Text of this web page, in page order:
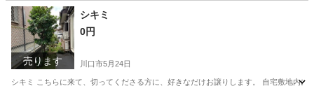
埼玉 川口市 川口元郷駅
売ります
シキミ
0円
川口市5月24日
シキミ こちらに来て、切ってくださる方に、好きなだけお譲りします。 自宅敷地内